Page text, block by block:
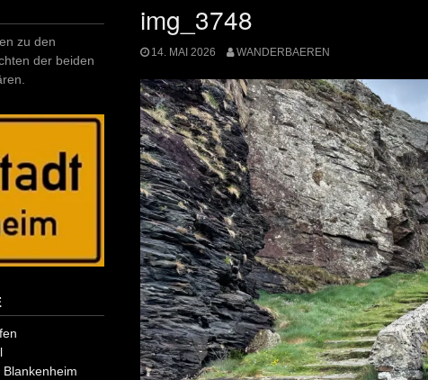
img_3748
14. MAI 2026 WANDERBAEREN
zu den
der beiden